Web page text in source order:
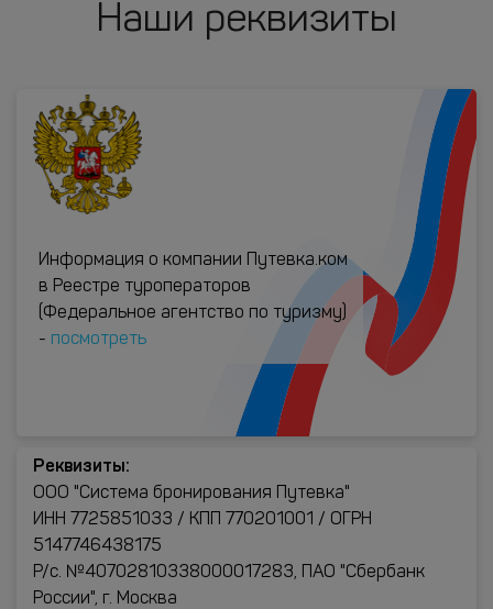
Наши реквизиты
Информация о компании Путевка.ком
в Реестре туроператоров
(Федеральное агентство по туризму)
- посмотреть
Реквизиты:
ООО "Система бронирования Путевка"
ИНН 7725851033 / КПП 770201001 / ОГРН
5147746438175
Р/с. №40702810338000017283, ПАО "Сбербанк
России", г. Москва